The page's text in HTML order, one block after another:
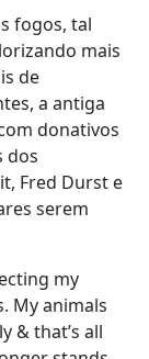
fogos, tal
mais
de
a antiga
donativos
dos
Fred Durst e
serem
my
My animals
& that’s all